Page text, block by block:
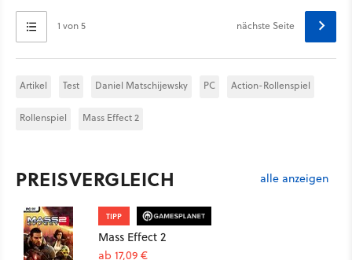
1 von 5 nächste Seite
Artikel Test Daniel Matschijewsky PC Action-Rollenspiel
Rollenspiel Mass Effect 2
PREISVERGLEICH alle anzeigen
TIPP
Mass Effect 2
ab 17,09 €